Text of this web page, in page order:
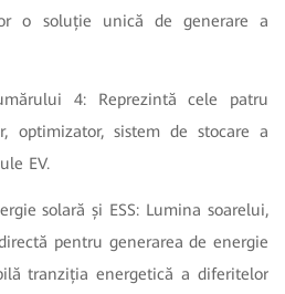
o soluție unică de generare a
4: Reprezintă cele patru
optimizator, sistem de stocare a
EV.
solară și ESS: Lumina soarelui,
pentru generarea de energie
tranziția energetică a diferitelor